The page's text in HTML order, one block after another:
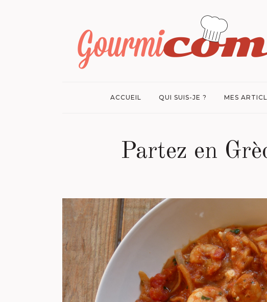
ACCUEIL QUI SUIS-JE ? MES
Partez en